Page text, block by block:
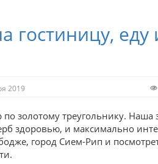
гостиницу, еду
2019
золотому треугольнику. Наша
здоровью, и максимально
город Сием-Рип и